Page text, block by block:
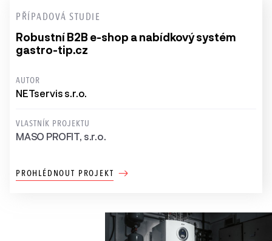
PŘÍPADOVÁ STUDIE
Robustní B2B e-shop a nabídkový systém
gastro-tip.cz
AUTOR
NETservis s.r.o.
VLASTNÍK PROJEKTU
MASO PROFIT, s.r.o.
PROHLÉDNOUT PROJEKT